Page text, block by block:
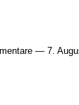
— 7.